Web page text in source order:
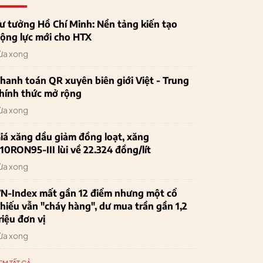
tưởng Hồ Chí Minh: Nền tảng kiến tạo
lực mới cho HTX
xong
toán QR xuyên biên giới Việt - Trung
thức mở rộng
xong
xăng dầu giảm đồng loạt, xăng
III lùi về 22.324 đồng/lít
xong
Index mất gần 12 điểm nhưng một cổ
vẫn "cháy hàng", dư mua trần gần 1,2
đơn vị
xong